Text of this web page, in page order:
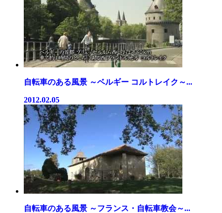
自転車のある風景 ～ベルギー コルトレイク～...
2012.02.05
自転車のある風景 ～フランス・自転車教会～...